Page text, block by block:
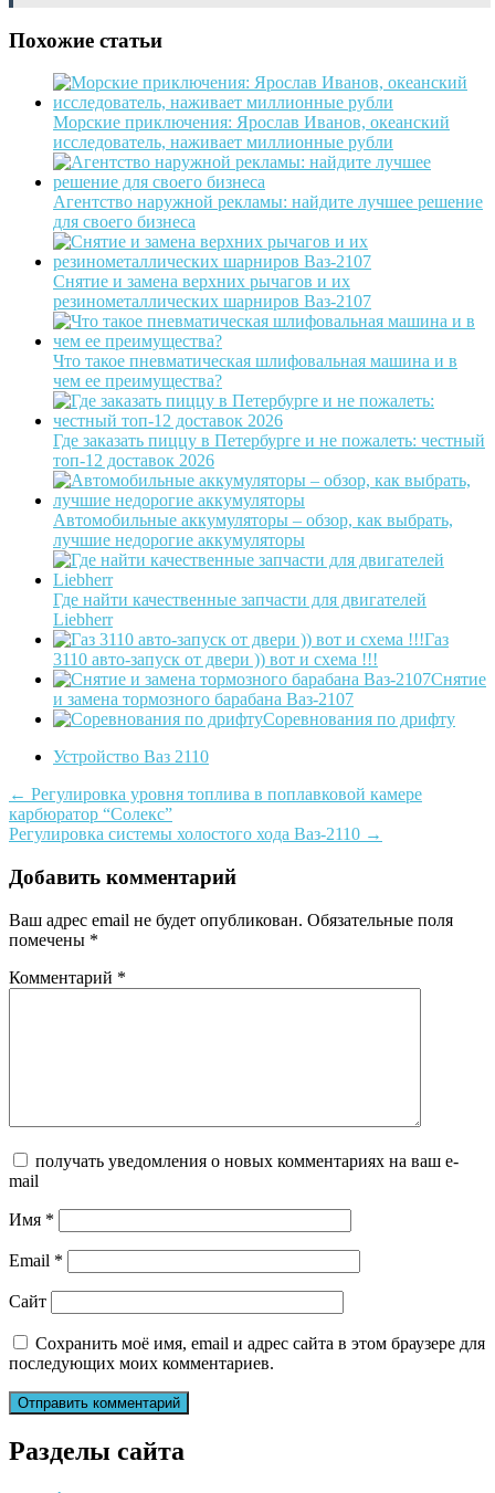
Похожие статьи
Морские приключения: Ярослав Иванов, океанский
исследователь, наживает миллионные рубли
Агентство наружной рекламы: найдите лучшее решение
для своего бизнеса
Снятие и замена верхних рычагов и их
резинометаллических шарниров Ваз-2107
Что такое пневматическая шлифовальная машина и в
чем ее преимущества?
Где заказать пиццу в Петербурге и не пожалеть: честный
топ-12 доставок 2026
Автомобильные аккумуляторы – обзор, как выбрать,
лучшие недорогие аккумуляторы
Где найти качественные запчасти для двигателей
Liebherr
Газ
3110 авто-запуск от двери )) вот и схема !!!
Снятие
и замена тормозного барабана Ваз-2107
Соревнования по дрифту
Устройство Ваз 2110
Post
navigation
← Регулировка уровня топлива в поплавковой камере
карбюратор “Солекс”
Регулировка системы холостого хода Ваз-2110 →
Добавить комментарий
Ваш адрес email не будет опубликован. Обязательные поля
помечены *
Комментарий *
получать уведомления о новых комментариях на ваш e-
mail
Имя *
Email *
Сайт
Сохранить моё имя, email и адрес сайта в этом браузере для
последующих моих комментариев.
Разделы сайта